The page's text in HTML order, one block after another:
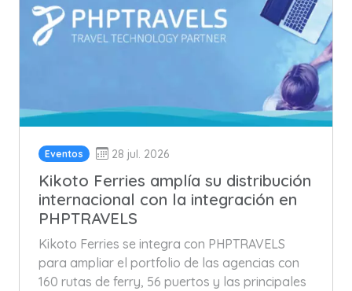
Eventos 28 jul. 2026
Kikoto Ferries amplía su distribución
internacional con la integración en
PHPTRAVELS
Kikoto Ferries se integra con PHPTRAVELS
para ampliar el portfolio de las agencias con
160 rutas de ferry, 56 puertos y las principales